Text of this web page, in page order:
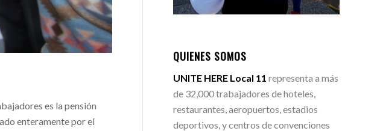
es la pensión
enteramente por el
QUIENES SOMOS
UNITE HERE Local 11 representa a más
de 32,000 trabajadores de hoteles,
restaurantes, aeropuertos, estadios
deportivos, y centros de convenciones